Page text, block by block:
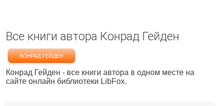
Все книги автора Конрад Гейден
КОНРАД ГЕЙДЕН
Конрад Гейден - все книги автора в одном месте на
сайте онлайн библиотеки LibFox.